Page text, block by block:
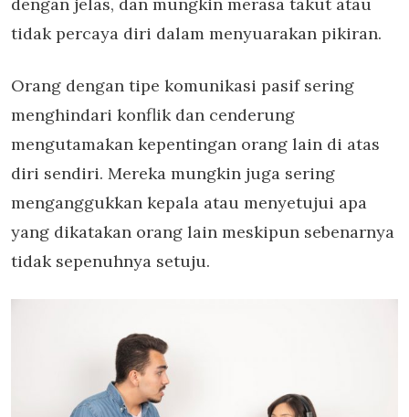
dengan jelas, dan mungkin merasa takut atau
tidak percaya diri dalam menyuarakan pikiran.
Orang dengan tipe komunikasi pasif sering
menghindari konflik dan cenderung
mengutamakan kepentingan orang lain di atas
diri sendiri. Mereka mungkin juga sering
menganggukkan kepala atau menyetujui apa
yang dikatakan orang lain meskipun sebenarnya
tidak sepenuhnya setuju.